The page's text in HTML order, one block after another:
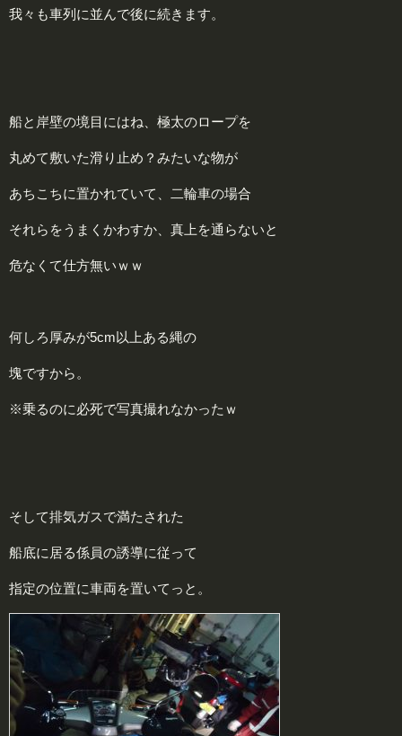
我々も車列に並んで後に続きます。
船と岸壁の境目にはね、極太のロープを
丸めて敷いた滑り止め？みたいな物が
あちこちに置かれていて、二輪車の場合
それらをうまくかわすか、真上を通らないと
危なくて仕方無いｗｗ
何しろ厚みが5cm以上ある縄の
塊ですから。
※乗るのに必死で写真撮れなかったｗ
そして排気ガスで満たされた
船底に居る係員の誘導に従って
指定の位置に車両を置いてっと。